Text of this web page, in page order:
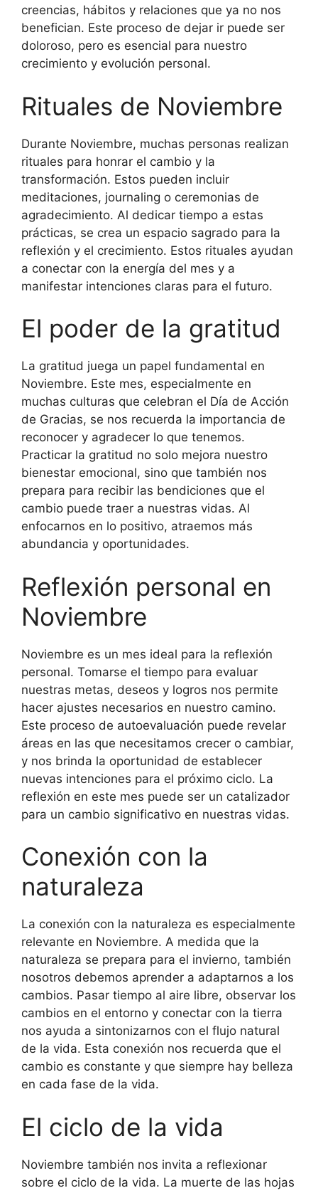
creencias, hábitos y relaciones que ya no nos
benefician. Este proceso de dejar ir puede ser
doloroso, pero es esencial para nuestro
crecimiento y evolución personal.
Rituales de Noviembre
Durante Noviembre, muchas personas realizan
rituales para honrar el cambio y la
transformación. Estos pueden incluir
meditaciones, journaling o ceremonias de
agradecimiento. Al dedicar tiempo a estas
prácticas, se crea un espacio sagrado para la
reflexión y el crecimiento. Estos rituales ayudan
a conectar con la energía del mes y a
manifestar intenciones claras para el futuro.
El poder de la gratitud
La gratitud juega un papel fundamental en
Noviembre. Este mes, especialmente en
muchas culturas que celebran el Día de Acción
de Gracias, se nos recuerda la importancia de
reconocer y agradecer lo que tenemos.
Practicar la gratitud no solo mejora nuestro
bienestar emocional, sino que también nos
prepara para recibir las bendiciones que el
cambio puede traer a nuestras vidas. Al
enfocarnos en lo positivo, atraemos más
abundancia y oportunidades.
Reflexión personal en
Noviembre
Noviembre es un mes ideal para la reflexión
personal. Tomarse el tiempo para evaluar
nuestras metas, deseos y logros nos permite
hacer ajustes necesarios en nuestro camino.
Este proceso de autoevaluación puede revelar
áreas en las que necesitamos crecer o cambiar,
y nos brinda la oportunidad de establecer
nuevas intenciones para el próximo ciclo. La
reflexión en este mes puede ser un catalizador
para un cambio significativo en nuestras vidas.
Conexión con la
naturaleza
La conexión con la naturaleza es especialmente
relevante en Noviembre. A medida que la
naturaleza se prepara para el invierno, también
nosotros debemos aprender a adaptarnos a los
cambios. Pasar tiempo al aire libre, observar los
cambios en el entorno y conectar con la tierra
nos ayuda a sintonizarnos con el flujo natural
de la vida. Esta conexión nos recuerda que el
cambio es constante y que siempre hay belleza
en cada fase de la vida.
El ciclo de la vida
Noviembre también nos invita a reflexionar
sobre el ciclo de la vida. La muerte de las hojas